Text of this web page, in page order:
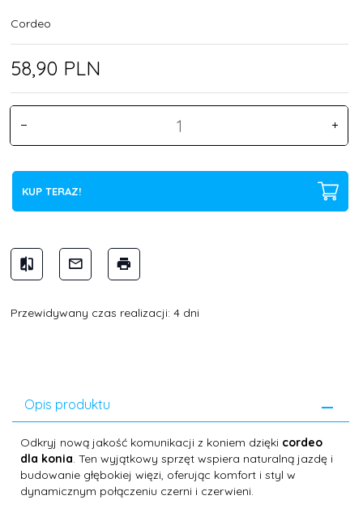
Cordeo
58,90 PLN
KUP TERAZ!
Przewidywany czas realizacji: 4 dni
Opis produktu
Odkryj nową jakość komunikacji z koniem dzięki cordeo
dla konia. Ten wyjątkowy sprzęt wspiera naturalną jazdę i
budowanie głębokiej więzi, oferując komfort i styl w
dynamicznym połączeniu czerni i czerwieni.